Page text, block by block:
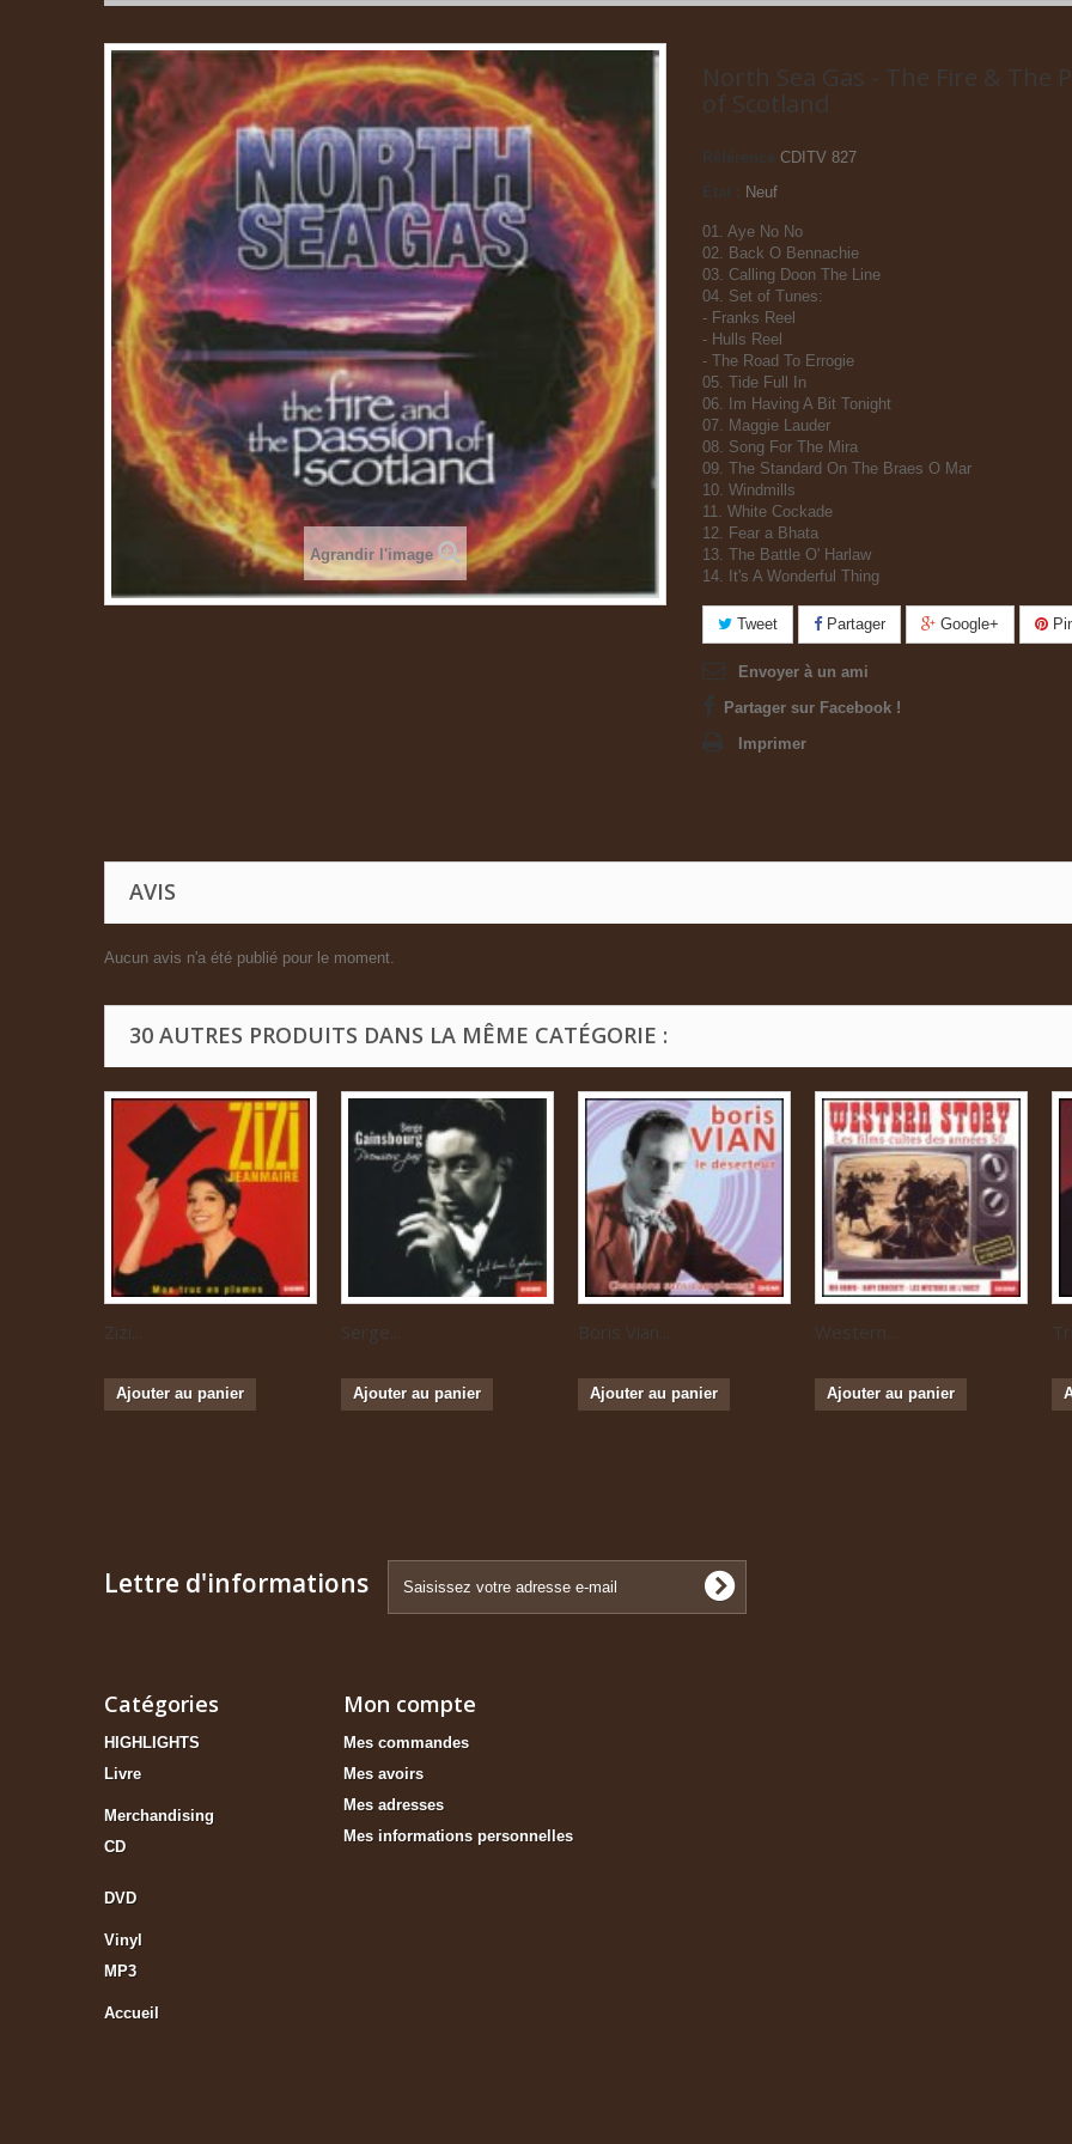
Agrandir l'image
North Sea Gas - The Fire & The
of Scotland
Référence
CDITV 827
Neuf
01. Aye No No
02. Back O Bennachie
03. Calling Doon The Line
04. Set of Tunes:
- Franks Reel
- Hulls Reel
- The Road To Errogie
05. Tide Full In
06. Im Having A Bit Tonight
07. Maggie Lauder
08. Song For The Mira
09. The Standard On The Braes O Mar
10. Windmills
11. White Cockade
12. Fear a Bhata
13. The Battle O' Harlaw
14. It's A Wonderful Thing
Tweet Partager Google+
Envoyer à un ami
Partager sur Facebook !
Imprimer
AVIS
Aucun avis n'a été publié pour le moment.
30 AUTRES PRODUITS DANS LA MÊME CATÉGORIE :
Zizi...
Ajouter au panier
Serge...
Ajouter au panier
Boris Vian...
Ajouter au panier
Western...
Ajouter au panier
Lettre d'informations
Catégories
HIGHLIGHTS
Livre
Merchandising
CD
DVD
Vinyl
MP3
Accueil
Mon compte
Mes commandes
Mes avoirs
Mes adresses
Mes informations personnelles